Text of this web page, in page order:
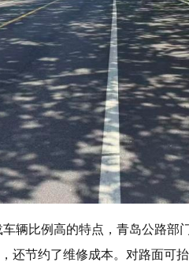
辆比例高的特点，青岛公路部
还节约了维修成本。对路面可